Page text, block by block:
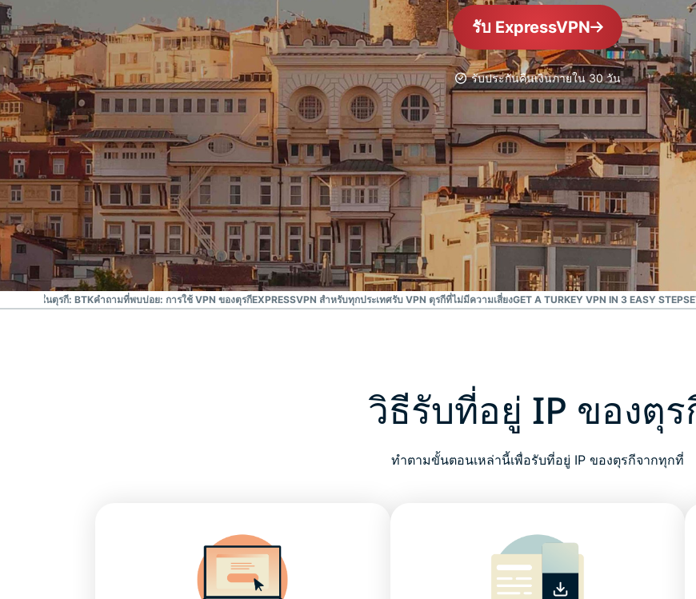
อื่น ๆ
อัจฉริยะที่เน้น
ความเป็นส่วน
Identity
Defender
ชุดเครื่องมือ
ป้องกันและเฝ้า
ระวัง ID ที่ทรง
พลัง พร้อม
เครื่องมือลบ
ข้อมูล
รับ ExpressVPN
รับประกันคืนเงินภายใน 30 วัน
#1 VPN ที่เชื่อถือได้
VPN ที่ดีที่สุดของตุรกี
ทอร์เน็ตในตุรกี: BTKคำถามที่พบบ่อย: การใช้ VPN ของตุรกีEXPRESSVPN สำหรับทุกประเทศรับ VPN ตุรกีที่ไม่มีความเสี่ยงGET A TURKEY VPN IN 3 EASY STEPS
วิธีรับที่อยู่ IP ของตุร
ทำตามขั้นตอนเหล่านี้เพื่อรับที่อยู่ IP ของตุรกีจากทุกที่